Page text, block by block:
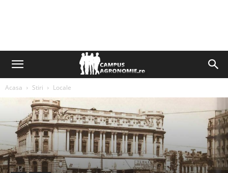
Acasa Stiri Locale